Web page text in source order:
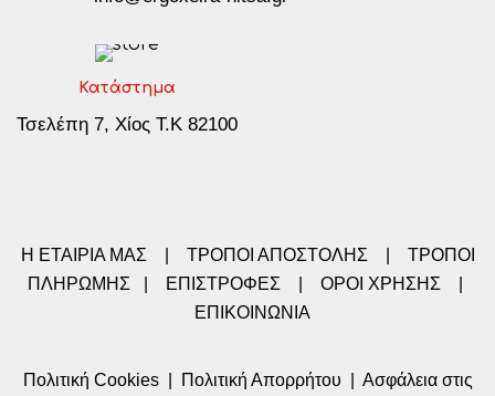
Κατάστημα
Τσελέπη 7, Χίος Τ.Κ 82100
Η ΕΤΑΙΡΙΑ ΜΑΣ ΤΡΟΠΟΙ ΑΠΟΣΤΟΛΗΣ
ΤΡΟΠΟΙ
ΠΛΗΡΩΜΗΣ
ΕΠΙΣΤΡΟΦΕΣ ΟΡΟΙ ΧΡΗΣΗΣ
ΕΠΙΚΟΙΝΩΝΙΑ
Πολιτική Cookies| Πολιτική Απορρήτου Ασφάλεια στις